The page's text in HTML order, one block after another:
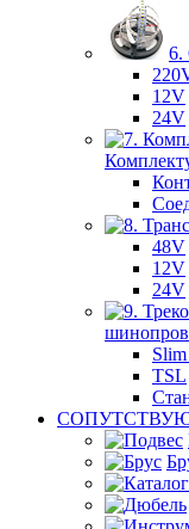
6.
12V
24V
48V
12V
24V
TSL